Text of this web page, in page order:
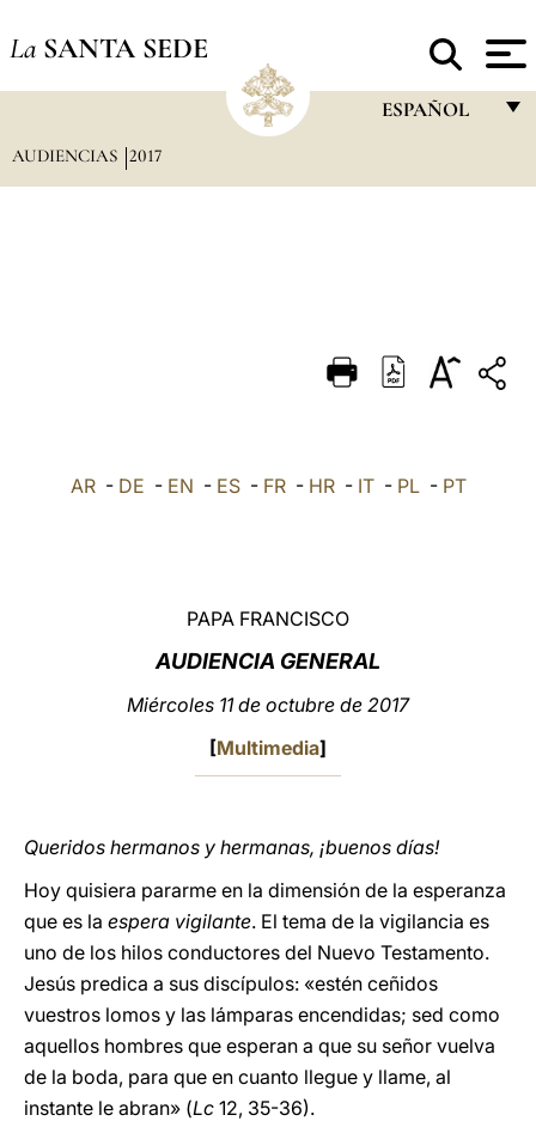
La SANTA SEDE
ESPAÑOL
DEUTSCH
العربيّة
AUDIENCIAS 2017
AR- DE - EN - ES- FR- HR- IT- PL- PT
PAPA FRANCISCO
AUDIENCIA GENERAL
Miércoles 11 de octubre de 2017
[Multimedia]
Queridos hermanos y hermanas, ¡buenos días!
Hoy quisiera pararme en la dimensión de la esperanza
que es la espera vigilante. El tema de la vigilancia es
uno de los hilos conductores del Nuevo Testamento.
Jesús predica a sus discípulos: «estén ceñidos
vuestros lomos y las lámparas encendidas; sed como
aquellos hombres que esperan a que su señor vuelva
de la boda, para que en cuanto llegue y llame, al
instante le abran» (Lc 12, 35-36).